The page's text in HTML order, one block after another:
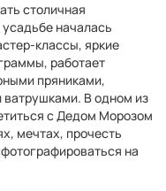
столичная
началась
классы, яркие
работает
пряниками,
В одном из
с Дедом Морозом
мечтах, прочесть
на